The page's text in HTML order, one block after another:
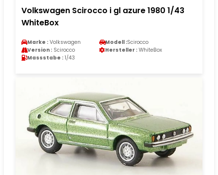
Volkswagen Scirocco i gl azure 1980 1/43
WhiteBox
Marke : Volkswagen Modell :Scirocco
Version : Scirocco Hersteller : WhiteBox
Massstabe : 1/43